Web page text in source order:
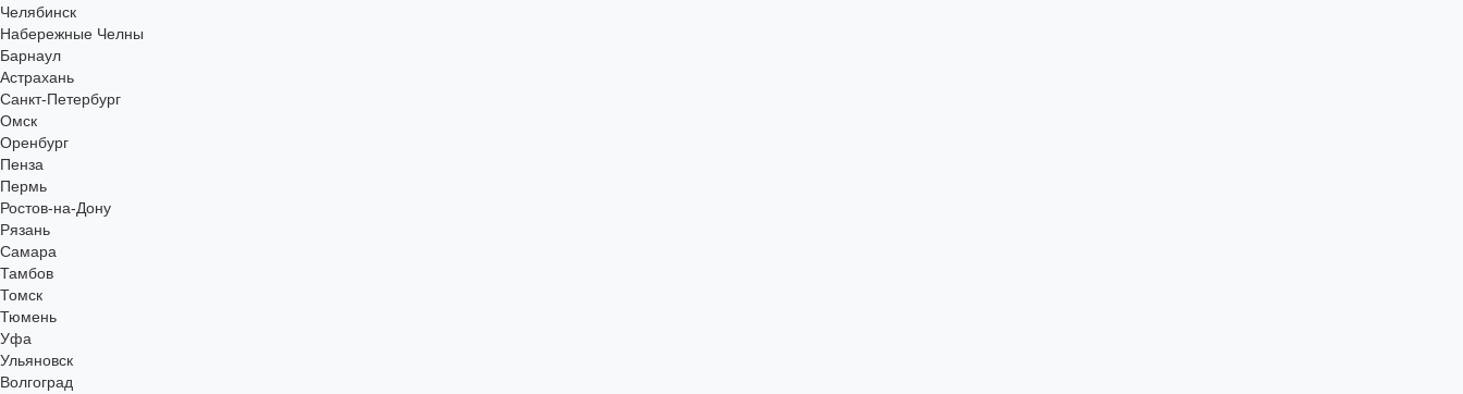
Челябинск
Набережные Челны
Барнаул
Астрахань
Санкт-Петербург
Омск
Оренбург
Пенза
Пермь
Ростов-на-Дону
Рязань
Самара
Тамбов
Томск
Тюмень
Уфа
Ульяновск
Волгоград